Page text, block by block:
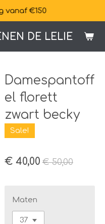
DE LELIE
vanaf €150
Damespantoff
el florett
zwart becky
Sale!
€ 40,00 € 50,00
Maten